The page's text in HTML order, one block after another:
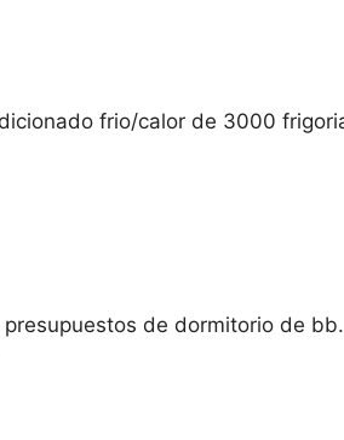
frio/calor de 3000
de dormitorio de